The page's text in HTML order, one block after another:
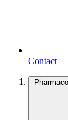
Contact